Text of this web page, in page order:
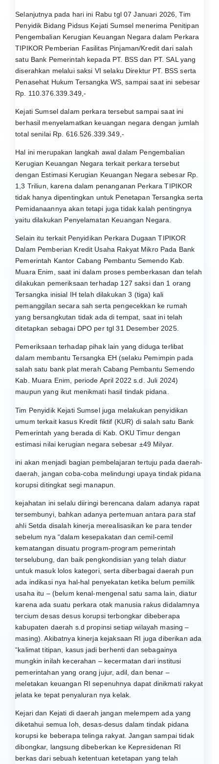
Selanjutnya pada hari ini Rabu tgl 07 Januari 2026, Tim
Penyidik Bidang Pidsus Kejati Sumsel menerima Penitipan
Pengembalian Kerugian Keuangan Negara dalam Perkara
TIPIKOR Pemberian Fasilitas Pinjaman/Kredit dari salah
satu Bank Pemerintah kepada PT. BSS dan PT. SAL yang
diserahkan melalui saksi VI selaku Direktur PT. BSS serta
Penasehat Hukum Tersangka WS, sampai saat ini sebesar
Rp. 110.376.339.349,-
Kejati Sumsel dalam perkara tersebut sampai saat ini
berhasil menyelamatkan keuangan negara dengan jumlah
total senilai Rp. 616.526.339.349,-
Hal ini merupakan langkah awal dalam Pengembalian
Kerugian Keuangan Negara terkait perkara tersebut
dengan Estimasi Kerugian Keuangan Negara sebesar Rp.
1,3 Triliun, karena dalam penanganan Perkara TIPIKOR
tidak hanya dipentingkan untuk Penetapan Tersangka serta
Pemidanaannya akan tetapi juga tidak kalah pentingnya
yaitu dilakukan Penyelamatan Keuangan Negara.
Selain itu terkait Penyidikan Perkara Dugaan TIPIKOR
Dalam Pemberian Kredit Usaha Rakyat Mikro Pada Bank
Pemerintah Kantor Cabang Pembantu Semendo Kab.
Muara Enim, saat ini dalam proses pemberkasan dan telah
dilakukan pemeriksaan terhadap 127 saksi dan 1 orang
Tersangka inisial IH telah dilakukan 3 (tiga) kali
pemanggilan secara sah serta pengecekkan ke rumah
yang bersangkutan tidak ada di tempat, saat ini telah
ditetapkan sebagai DPO per tgl 31 Desember 2025.
Pemeriksaan terhadap pihak lain yang diduga terlibat
dalam membantu Tersangka EH (selaku Pemimpin pada
salah satu bank plat merah Cabang Pembantu Semendo
Kab. Muara Enim, periode April 2022 s.d. Juli 2024)
maupun yang ikut menikmati hasil tindak pidana.
Tim Penyidik Kejati Sumsel juga melakukan penyidikan
umum terkait kasus Kredit fiktif (KUR) di salah satu Bank
Pemerintah yang berada di Kab. OKU Timur dengan
estimasi nilai kerugian negara sebesar ±49 Milyar.
ini akan menjadi bagian pembelajaran tertuju pada daerah-
daerah, jangan coba-coba melindungi upaya tindak pidana
korupsi ditingkat segi manapun.
kejahatan ini selalu diiringi berencana dalam adanya rapat
tersembunyi, bahkan adanya pertemuan antara para staf
ahli Setda disalah kinerja merealisasikan ke para tender
sebelum nya “dalam kesepakatan dan cemil-cemil
kematangan disuatu program-program pemerintah
terselubung, dan baik pengkondisian yang telah diatur
untuk masuk lolos kategori, serta diberbagai daerah pun
ada indikasi nya hal-hal penyekatan ketika belum pemilik
usaha itu – (belum kenal-mengenal satu sama lain, diatur
karena ada suatu perkara otak manusia rakus didalamnya
tercium desas desus korupsi terbongkar dibeberapa
kabupaten daerah s.d propinsi setiap wilayah masing –
masing). Akibatnya kinerja kejaksaan RI juga diberikan ada
“kalimat titipan, kasus jadi berhenti dan sebagainya
mungkin inilah kecerahan – kecermatan dari institusi
pemerintahan yang orang jujur, adil, dan benar –
meletakan keuangan RI sepenuhnya dapat dinikmati rakyat
jelata ke tepat penyaluran nya kelak.
Kejari dan Kejati di daerah jangan melempem ada yang
diketahui semua loh, desas-desus dalam tindak pidana
korupsi ke beberapa telinga rakyat. Jangan sampai tidak
dibongkar, langsung dibeberkan ke Kepresidenan RI
berkas dari sebuah ketentuan ketetapan yang telah